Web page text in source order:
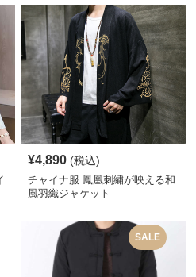
¥4,890 (税込)
チャイナ服 鳳凰刺繍が映える和
風羽織ジャケット
SALE